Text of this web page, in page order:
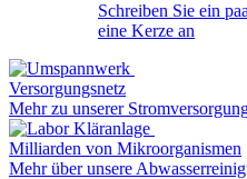
Schreiben Sie ein
eine Kerze an
Versorgungsnetz
Mehr zu unserer
Milliarden von Mikroorganismen
Mehr über unsere